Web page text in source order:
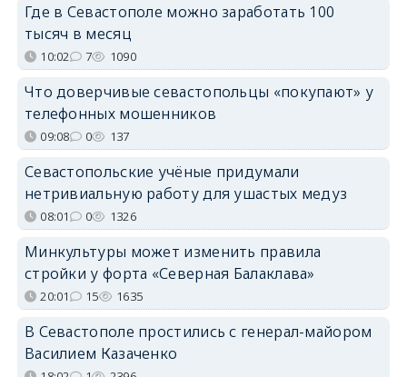
Где в Севастополе можно заработать 100
тысяч в месяц
10:02 7 1090
Что доверчивые севастопольцы «покупают» у
телефонных мошенников
09:08 0 137
Севастопольские учёные придумали
нетривиальную работу для ушастых медуз
08:01 0 1326
Минкультуры может изменить правила
стройки у форта «Северная Балаклава»
20:01 15 1635
В Севастополе простились с генерал-майором
Василием Казаченко